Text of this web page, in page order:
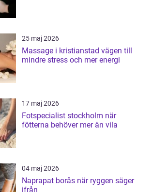
25 maj 2026
Massage i kristianstad vägen till
mindre stress och mer energi
17 maj 2026
Fotspecialist stockholm när
fötterna behöver mer än vila
04 maj 2026
Naprapat borås när ryggen säger
ifrån